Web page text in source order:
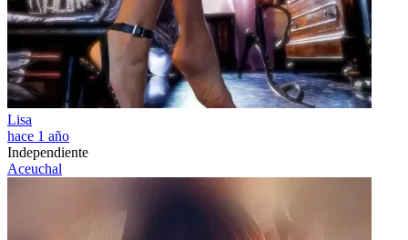
Lisa
hace 1 año
Independiente
Aceuchal